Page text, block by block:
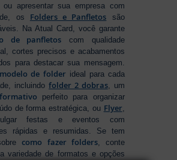
ou apresentar sua empresa com
os Folders e Panfletos são
Na Atual Card, você garante
de panfletos com qualidade
cortes precisos e acabamentos
para destacar sua mensagem.
modelo de folder ideal para cada
incluindofolder 2 dobras, um
perfeito para organizar
de forma estratégica, ou Flyer
festas e eventos com
rápidas e resumidas. Se tem
como fazer folders, conte
variedade de formatos e opções